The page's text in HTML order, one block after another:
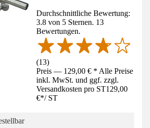
Durchschnittliche Bewertung:
3.8 von 5 Sternen. 13
Bewertungen.
(13)
Preis — 129,00 € * Alle Preise
inkl. MwSt. und ggf. zzgl.
Versandkosten pro ST129,00
€*/ ST